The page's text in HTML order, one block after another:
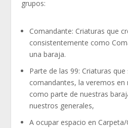
grupos:
Comandante: Criaturas que
consistentemente como
una baraja.
Parte de las 99: Criaturas
comandantes, la veremos en
como parte de nuestras
nuestros generales,
A ocupar espacio en Carpeta/